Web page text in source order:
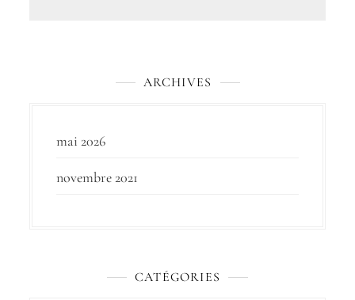
ARCHIVES
mai 2026
novembre 2021
CATÉGORIES